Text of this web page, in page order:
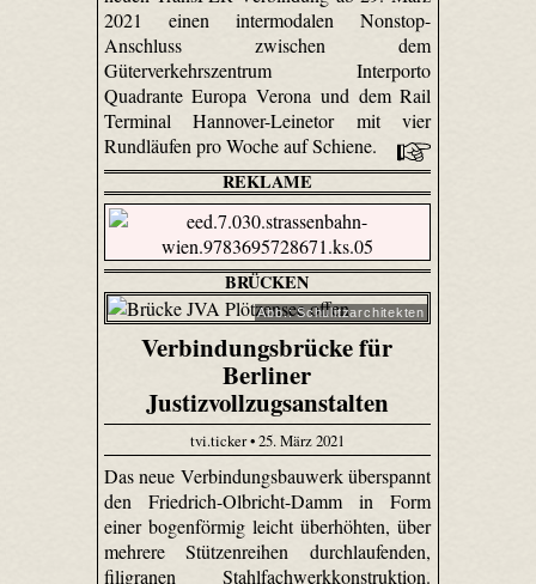
2021 einen intermodalen Nonstop-
Anschluss zwischen dem
Güterverkehrszentrum Interporto
Quadrante Europa Verona und dem Rail
Terminal Hannover-Leinetor mit vier
Rundläufen pro Woche auf Schiene.
REKLAME
BRÜCKEN
Abb.: Schulitzarchitekten
Verbindungsbrücke für
Berliner
Justizvollzugsanstalten
tvi.ticker • 25. März 2021
Das neue Verbindungsbauwerk überspannt
den Friedrich-Olbricht-Damm in Form
einer bogenförmig leicht überhöhten, über
mehrere Stützenreihen durchlaufenden,
filigranen Stahlfachwerkkonstruktion.